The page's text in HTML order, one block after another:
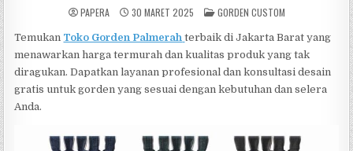
PAPERA 30 MARET 2025 POSTED
IN
GORDEN CUSTOM
Temukan Toko Gorden Palmerah terbaik di Jakarta Barat yang
menawarkan harga termurah dan kualitas produk yang tak
diragukan. Dapatkan layanan profesional dan konsultasi desain
gratis untuk gorden yang sesuai dengan kebutuhan dan selera
Anda.